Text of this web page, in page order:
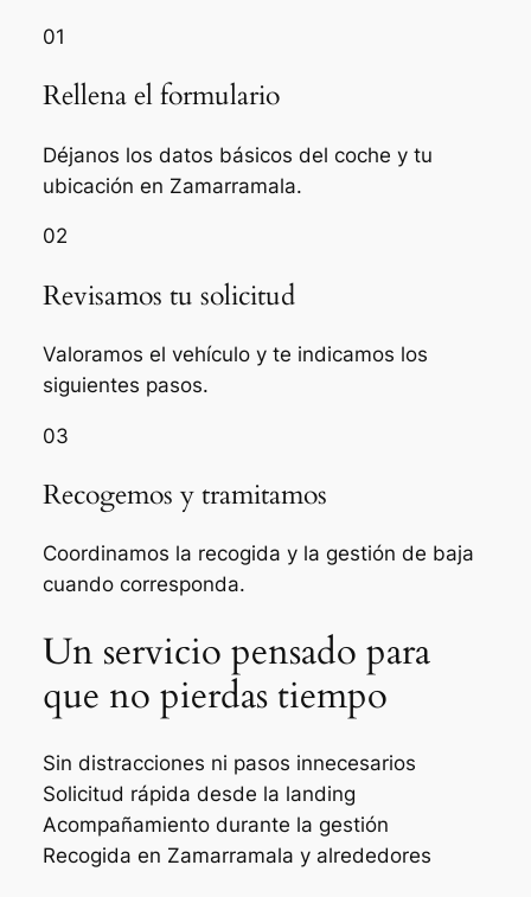
01
Rellena el formulario
Déjanos los datos básicos del coche y tu
ubicación en Zamarramala.
02
Revisamos tu solicitud
Valoramos el vehículo y te indicamos los
siguientes pasos.
03
Recogemos y tramitamos
Coordinamos la recogida y la gestión de baja
cuando corresponda.
Un servicio pensado para
que no pierdas tiempo
Sin distracciones ni pasos innecesarios
Solicitud rápida desde la landing
Acompañamiento durante la gestión
Recogida en Zamarramala y alrededores